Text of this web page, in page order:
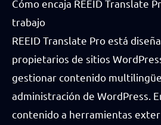
Cómo encaja REEID Translate
trabajo
REEID Translate Pro está
propietarios de sitios
gestionar contenido
administración de WordPress.
contenido a herramientas